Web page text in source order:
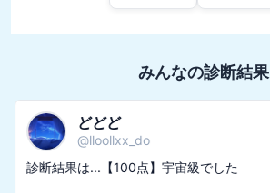
みんなの診断結果
どどど
@lloollxx_do
診断結果は...【100点】宇宙級でした